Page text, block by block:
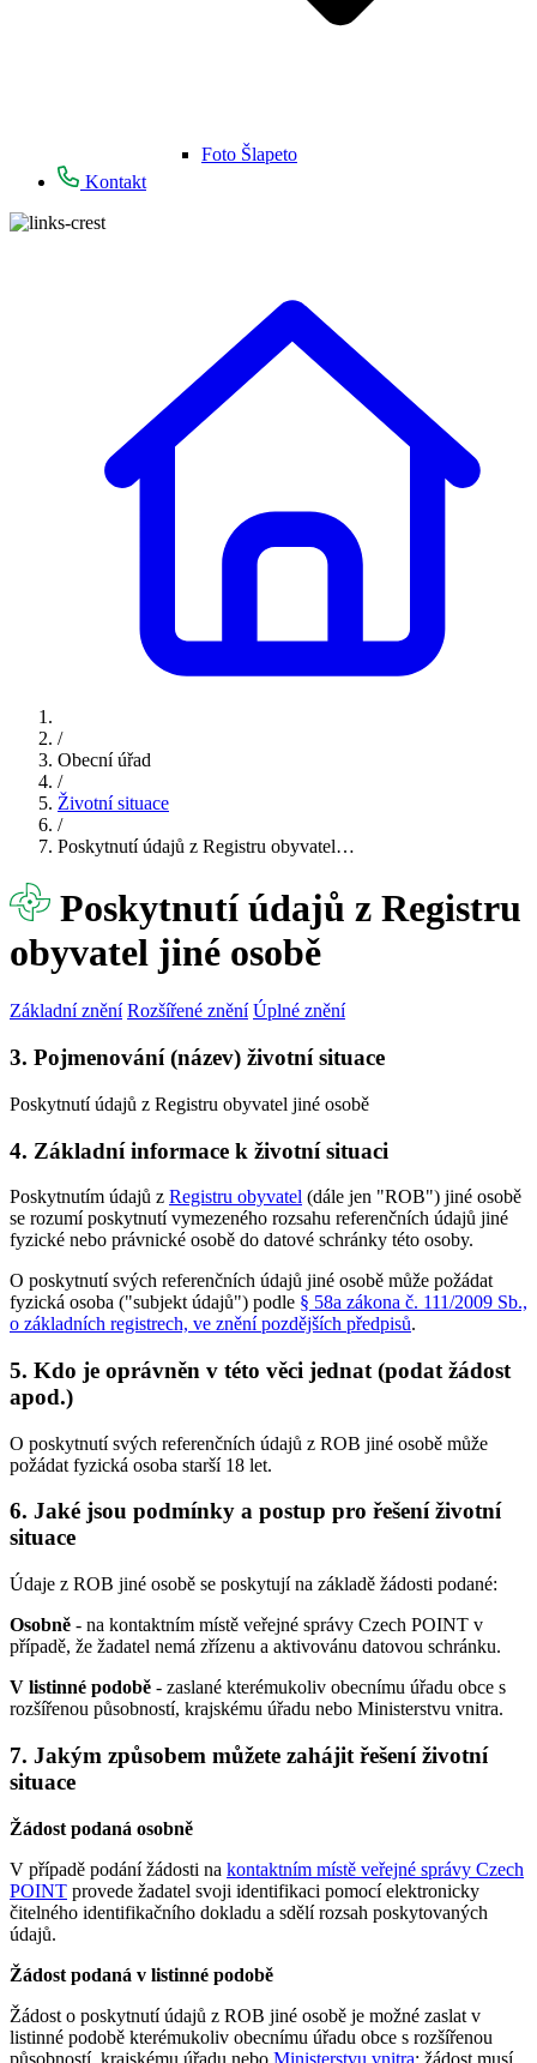
Foto Šlapeto
Kontakt
/
Obecní úřad
/
Životní situace
/
Poskytnutí údajů z Registru obyvatel…
Poskytnutí údajů z Registru
obyvatel jiné osobě
Základní znění Rozšířené znění Úplné znění
3. Pojmenování (název) životní situace
Poskytnutí údajů z Registru obyvatel jiné osobě
4. Základní informace k životní situaci
Poskytnutím údajů z Registru obyvatel (dále jen "ROB") jiné osobě
se rozumí poskytnutí vymezeného rozsahu referenčních údajů jiné
fyzické nebo právnické osobě do datové schránky této osoby.
O poskytnutí svých referenčních údajů jiné osobě může požádat
fyzická osoba ("subjekt údajů") podle § 58a zákona č. 111/2009 Sb.,
o základních registrech, ve znění pozdějších předpisů.
5. Kdo je oprávněn v této věci jednat (podat žádost
apod.)
O poskytnutí svých referenčních údajů z ROB jiné osobě může
požádat fyzická osoba starší 18 let.
6. Jaké jsou podmínky a postup pro řešení životní
situace
Údaje z ROB jiné osobě se poskytují na základě žádosti podané:
Osobně - na kontaktním místě veřejné správy Czech POINT v
případě, že žadatel nemá zřízenu a aktivovánu datovou schránku.
V listinné podobě - zaslané kterémukoliv obecnímu úřadu obce s
rozšířenou působností, krajskému úřadu nebo Ministerstvu vnitra.
7. Jakým způsobem můžete zahájit řešení životní
situace
Žádost podaná osobně
V případě podání žádosti na kontaktním místě veřejné správy Czech
POINT provede žadatel svoji identifikaci pomocí elektronicky
čitelného identifikačního dokladu a sdělí rozsah poskytovaných
údajů.
Žádost podaná v listinné podobě
Žádost o poskytnutí údajů z ROB jiné osobě je možné zaslat v
listinné podobě kterémukoliv obecnímu úřadu obce s rozšířenou
působností, krajskému úřadu nebo Ministerstvu vnitra; žádost musí